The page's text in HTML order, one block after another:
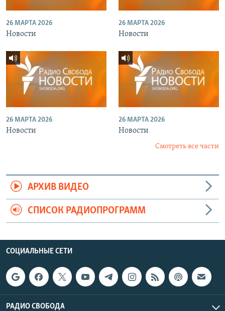
26 МАРТА 2026
Новости
26 МАРТА 2026
Новости
26 МАРТА 2026
Новости
26 МАРТА 2026
Новости
Смотреть все части
АРХИВ ВИДЕО
СПИСОК РАДИОПРОГРАММ
СОЦИАЛЬНЫЕ СЕТИ
РАДИО СВОБОДА